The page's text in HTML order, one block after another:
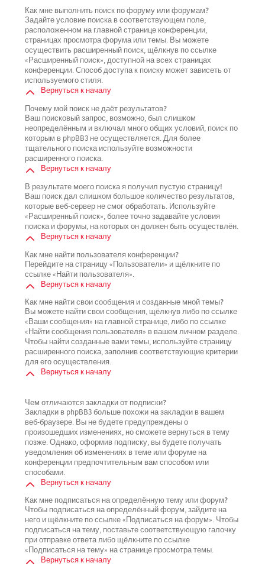
Как мне выполнить поиск по форуму или форумам?
Задайте условие поиска в соответствующем поле,
расположенном на главной странице конференции,
страницах просмотра форума или темы. Вы можете
осуществить расширенный поиск, щёлкнув по ссылке
«Расширенный поиск», доступной на всех страницах
конференции. Способ доступа к поиску может зависеть от
используемого стиля.
Вернуться к началу
Почему мой поиск не даёт результатов?
Ваш поисковый запрос, возможно, был слишком
неопределённым и включал много общих условий, поиск по
которым в phpBB3 не осуществляется. Для более
тщательного поиска используйте возможности
расширенного поиска.
Вернуться к началу
В результате моего поиска я получил пустую страницу!
Ваш поиск дал слишком большое количество результатов,
которые веб-сервер не смог обработать. Используйте
«Расширенный поиск», более точно задавайте условия
поиска и форумы, на которых он должен быть осуществлён.
Вернуться к началу
Как мне найти пользователя конференции?
Перейдите на страницу «Пользователи» и щёлкните по
ссылке «Найти пользователя».
Вернуться к началу
Как мне найти свои сообщения и созданные мной темы?
Вы можете найти свои сообщения, щёлкнув либо по ссылке
«Ваши сообщения» на главной странице, либо по ссылке
«Найти сообщения пользователя» в вашем личном разделе.
Чтобы найти созданные вами темы, используйте страницу
расширенного поиска, заполнив соответствующие критерии
для его осуществления.
Вернуться к началу
Чем отличаются закладки от подписки?
Закладки в phpBB3 больше похожи на закладки в вашем
веб-браузере. Вы не будете предупреждены о
произошедших изменениях, но сможете вернуться в тему
позже. Однако, оформив подписку, вы будете получать
уведомления об изменениях в теме или форуме на
конференции предпочтительным вам способом или
способами.
Вернуться к началу
Как мне подписаться на определённую тему или форум?
Чтобы подписаться на определённый форум, зайдите на
него и щёлкните по ссылке «Подписаться на форум». Чтобы
подписаться на тему, поставьте соответствующую галочку
при отправке ответа либо щёлкните по ссылке
«Подписаться на тему» на странице просмотра темы.
Вернуться к началу